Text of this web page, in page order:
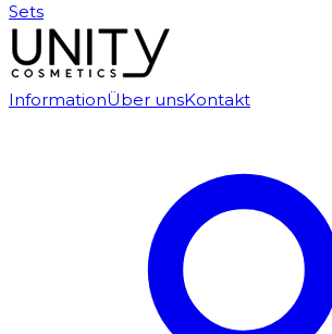
Sets
InformationÜber unsKontakt